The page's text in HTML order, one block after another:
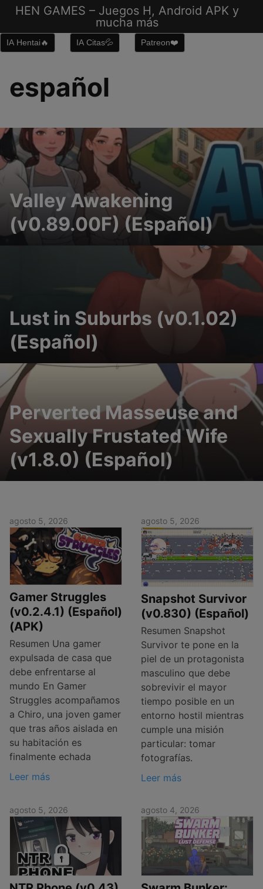
Saltar
contenido
HEN GAMES – Juegos H, Android APK y
mucha más
IA Hentai🔥 IA Citas💦 Patreon❤️
español
Valley Awakening
(v0.89.00F) (Español)
Lust in Suburbs (v0.1.02)
(Español)
Perverted Masseuse and
Sexually Frustated Wife
(v1.8.0) (Español)
agosto 5, 2026
Gamer Struggles
(v0.2.4.1) (Español)
(APK)
Resumen Una gamer
expulsada de casa que
debe enfrentarse al
mundo En Gamer
Struggles acompañamos
a Chiro, una joven gamer
que tras años aislada en
su habitación es
finalmente echada
Leer más
agosto 5, 2026
Snapshot Survivor
(v0.830) (Español)
Resumen Snapshot
Survivor te pone en la
piel de un protagonista
masculino que debe
sobrevivir el mayor
tiempo posible en un
entorno hostil mientras
cumple una misión
particular: tomar
fotografías.
Leer más
agosto 5, 2026 agosto 4, 2026